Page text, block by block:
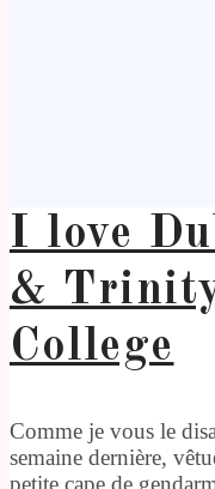
I love
&
College
Comme je vous le
semaine dernière,
petite cape de